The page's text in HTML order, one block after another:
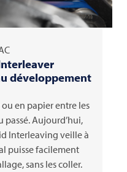
développement
en papier entre les
passé. Aujourd’hui,
Interleaving veille à
puisse facilement
sans les coller.